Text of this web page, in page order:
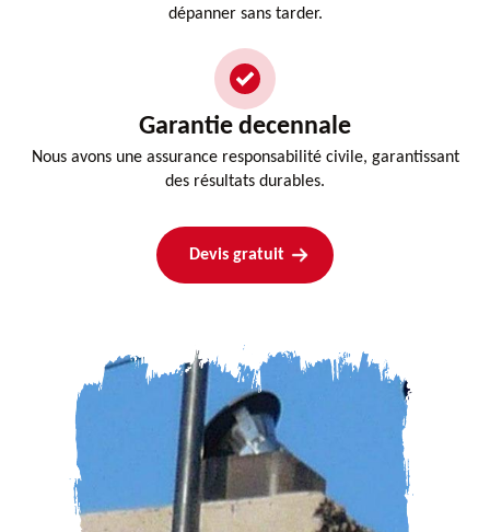
dépanner sans tarder.
Garantie decennale
Nous avons une assurance responsabilité civile, garantissant
des résultats durables.
Devis gratuit